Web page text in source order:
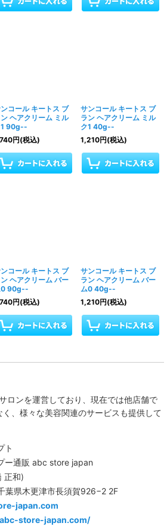
コール キートス ブ
ヘアクリーム ミル
1 90g--
円(税込)
サンコール キートス ブ
ラン ヘアクリーム ミル
ク1 40g--
1,210円(税込)
コール キートス ブ
ヘアクリーム バー
0 90g--
円(税込)
サンコール キートス ブ
ラン ヘアクリーム バー
ム0 40g--
1,210円(税込)
ロンを運営しており、現在では他店舗で
、様々な美容関連のサービスも提供して
ト
ー通販 abc store japan
正和)
葉県木更津市長須賀926−2 2F
japan.com
store-japan.com/